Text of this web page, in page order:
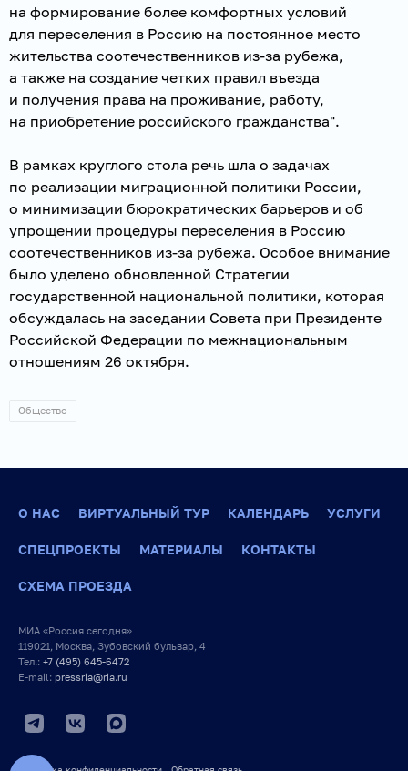
на формирование более комфортных условий
для переселения в Россию на постоянное место
жительства соотечественников из-за рубежа,
а также на создание четких правил въезда
и получения права на проживание, работу,
на приобретение российского гражданства".
В рамках круглого стола речь шла о задачах
по реализации миграционной политики России,
о минимизации бюрократических барьеров и об
упрощении процедуры переселения в Россию
соотечественников из-за рубежа. Особое внимание
было уделено обновленной Стратегии
государственной национальной политики, которая
обсуждалась на заседании Совета при Президенте
Российской Федерации по межнациональным
отношениям 26 октября.
Общество
О НАС ВИРТУАЛЬНЫЙ ТУР КАЛЕНДАРЬ УСЛУГИ
СПЕЦПРОЕКТЫ МАТЕРИАЛЫ КОНТАКТЫ
СХЕМА ПРОЕЗДА
МИА «Россия сегодня»
119021, Москва, Зубовский бульвар, 4
Тел.: +7 (495) 645-6472
E-mail: pressria@ria.ru